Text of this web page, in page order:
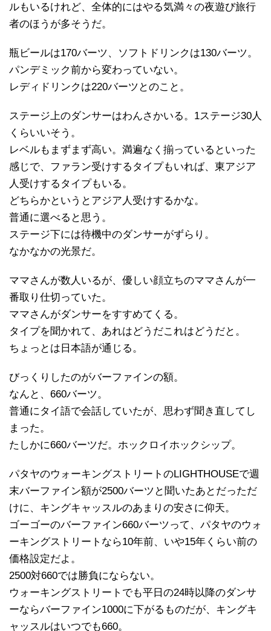
ルもいるけれど、全体的にはやる気満々の夜遊び旅行
者のほうが多そうだ。
瓶ビールは170バーツ、ソフトドリンクは130バーツ。
パンデミック前から変わっていない。
レディドリンクは220バーツとのこと。
ステージ上のダンサーはわんさかいる。1ステージ30人
くらいいそう。
レベルもまずまず高い。満遍なく揃っているといった
感じで、ファラン受けするタイプもいれば、東アジア
人受けするタイプもいる。
どちらかというとアジア人受けするかな。
普通に選べると思う。
ステージ下には待機中のダンサーがずらり。
なかなかの光景だ。
ママさんが数人いるが、優しい顔立ちのママさんが一
番取り仕切っていた。
ママさんがダンサーをすすめてくる。
タイプを聞かれて、あれはどうだこれはどうだと。
ちょっとは日本語が通じる。
びっくりしたのがバーファインの額。
なんと、660バーツ。
普通にタイ語で会話していたが、思わず聞き直してし
まった。
たしかに660バーツだ。ホックロイホックシップ。
パタヤのウォーキングストリートのLIGHTHOUSEで週
末バーファイン額が2500バーツと聞いたあとだっただ
けに、キングキャッスルのあまりの安さに仰天。
ゴーゴーのバーファイン660バーツって、パタヤのウォ
ーキングストリートなら10年前、いや15年くらい前の
価格設定だよ。
2500対660では勝負にならない。
ウォーキングストリートでも平日の24時以降のダンサ
ーならバーファイン1000に下がるものだが、キングキ
ャッスルはいつでも660。